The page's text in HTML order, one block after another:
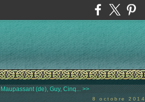
Maupassant (de), Guy, Cinq... >>
8 octobre 2014